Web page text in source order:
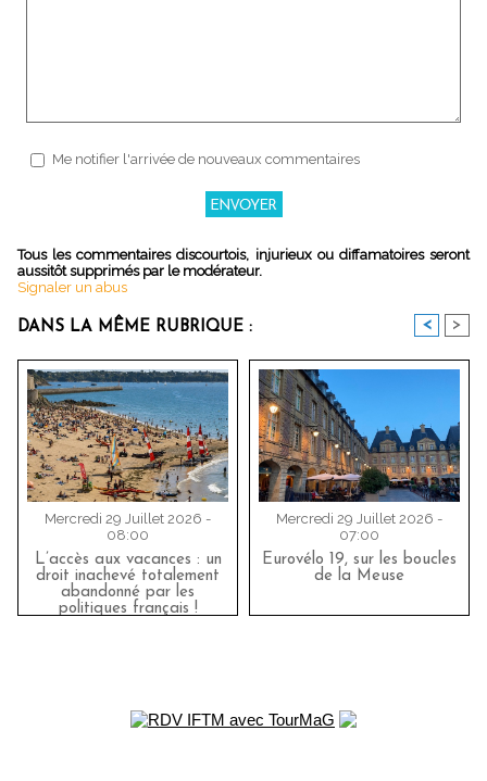
Me notifier l'arrivée de nouveaux commentaires
Tous les commentaires discourtois, injurieux ou diffamatoires seront
aussitôt supprimés par le modérateur.
Signaler un abus
DANS LA MÊME RUBRIQUE : < >
Mercredi 29 Juillet 2026 -
08:00
L’accès aux vacances : un
droit inachevé totalement
abandonné par les
politiques français !
Mercredi 29 Juillet 2026 -
07:00
Eurovélo 19, sur les boucles
de la Meuse